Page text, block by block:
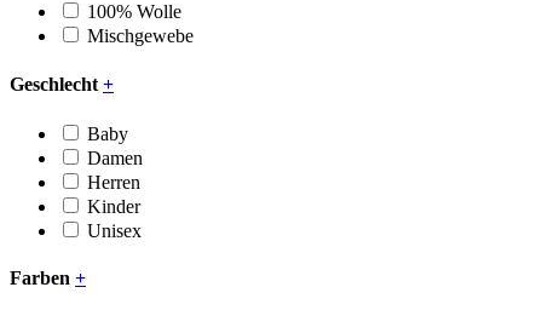
100% Wolle
Mischgewebe
Geschlecht +
Baby
Damen
Herren
Kinder
Unisex
Farben +